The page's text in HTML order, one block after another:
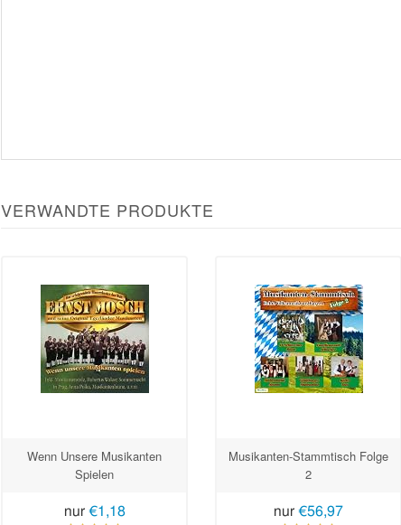
VERWANDTE PRODUKTE
Wenn Unsere Musikanten
Spielen
nur €1,18
Musikanten-Stammtisch Folge
2
nur €56,97